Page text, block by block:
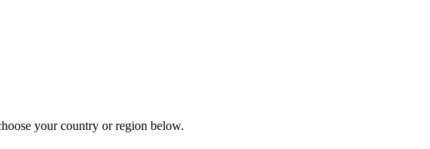
your country or region below.